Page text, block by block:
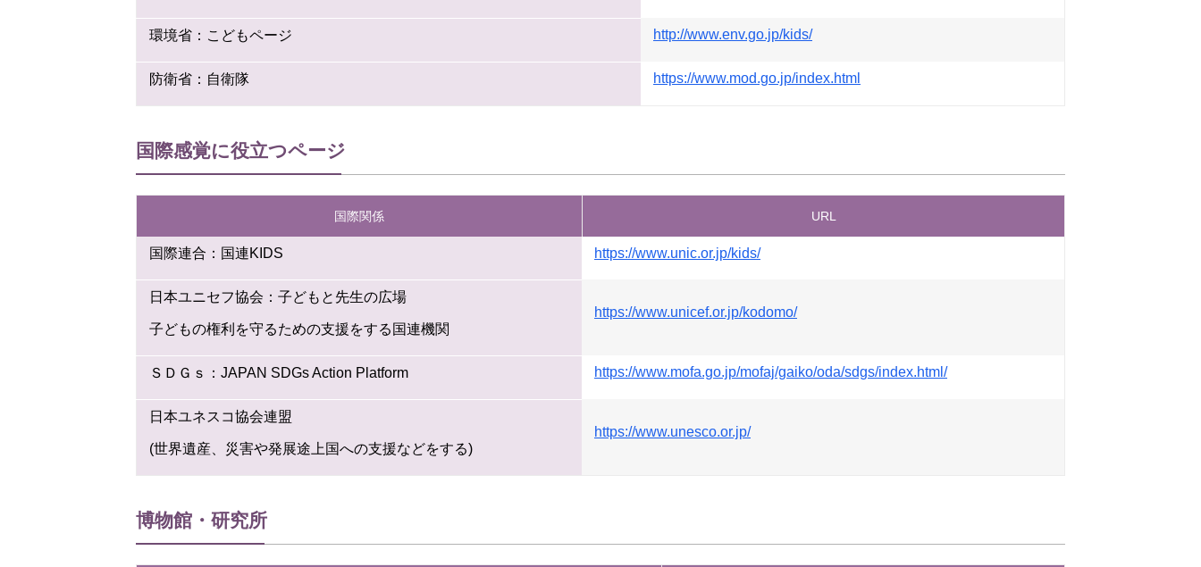
環境省：こどもページ http://www.env.go.jp/kids/
防衛省：自衛隊 https://www.mod.go.jp/index.html
国際感覚に役立つページ
国際関係 URL
国際連合：国連KIDS https://www.unic.or.jp/kids/
日本ユニセフ協会：子どもと先生の広場
子どもの権利を守るための支援をする国連機関
https://www.unicef.or.jp/kodomo/
ＳＤＧｓ：JAPAN SDGs Action Platform https://www.mofa.go.jp/mofaj/gaiko/oda/sdgs/index.html/
日本ユネスコ協会連盟
(世界遺産、災害や発展途上国への支援などをする)
https://www.unesco.or.jp/
博物館・研究所